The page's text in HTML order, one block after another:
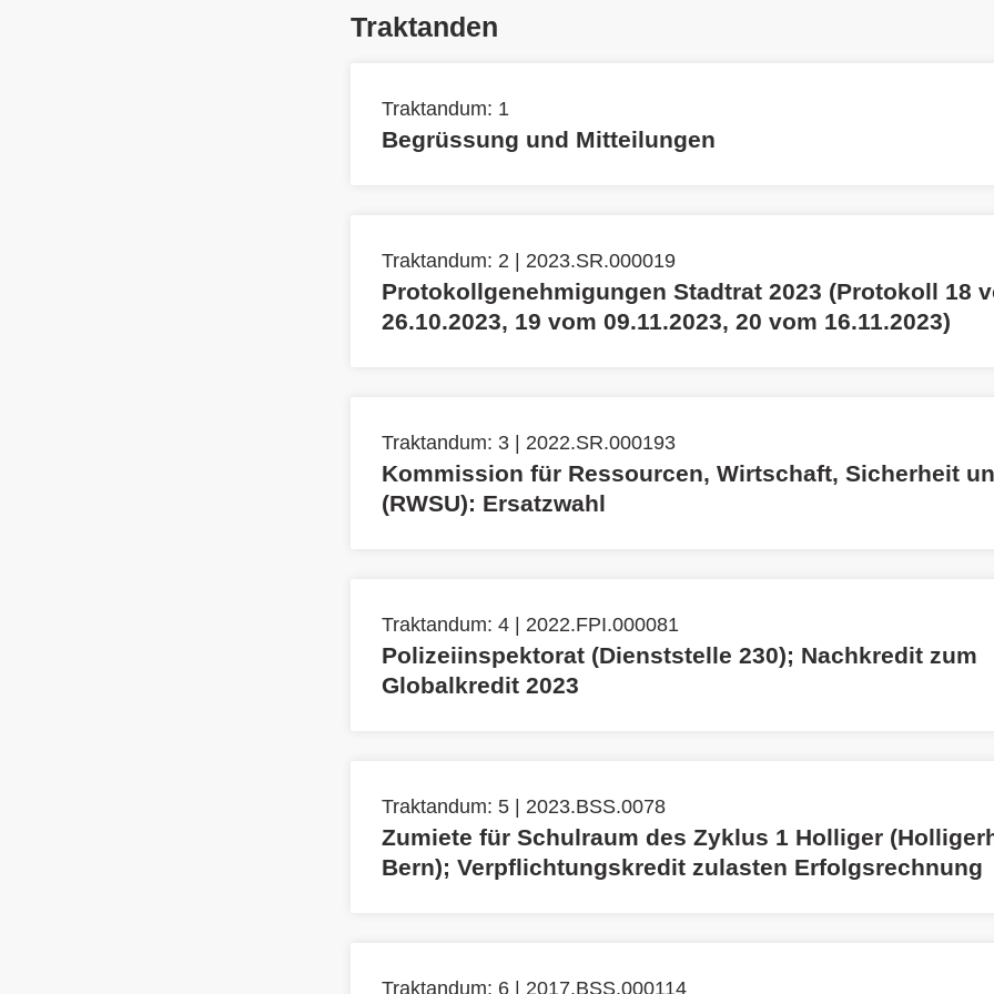
Traktanden
Traktandum: 1
Begrüssung und Mitteilungen
Traktandum: 2 | 2023.SR.000019
Protokollgenehmigungen Stadtrat 2023 (Protokoll 18
26.10.2023, 19 vom 09.11.2023, 20 vom 16.11.2023)
Traktandum: 3 | 2022.SR.000193
Kommission für Ressourcen, Wirtschaft, Sicherheit
(RWSU): Ersatzwahl
Traktandum: 4 | 2022.FPI.000081
Polizeiinspektorat (Dienststelle 230); Nachkredit zum
Globalkredit 2023
Traktandum: 5 | 2023.BSS.0078
Zumiete für Schulraum des Zyklus 1 Holliger
Bern); Verpflichtungskredit zulasten Erfolgsrechnung
Traktandum: 6 | 2017.BSS.000114